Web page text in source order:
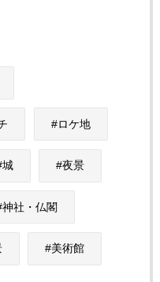
ロケ地
城 夜景
神社・仏閣
美術館